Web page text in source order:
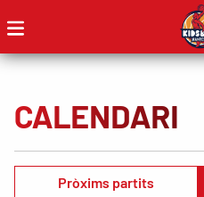
CALENDARI
Pròxims partits